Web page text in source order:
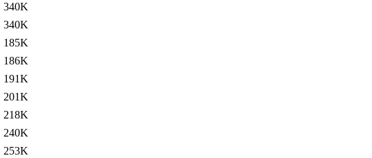
340K
340K
185K
186K
191K
201K
218K
240K
253K